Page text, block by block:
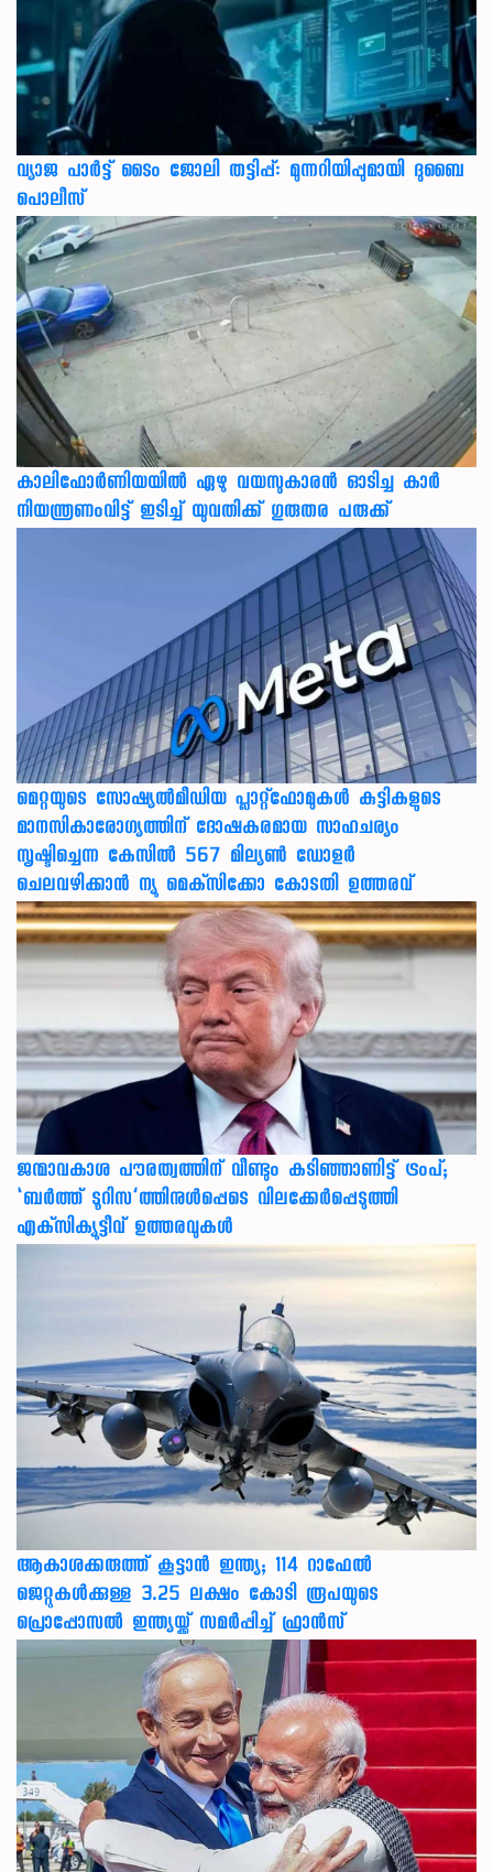
വ്യാജ പാർട്ട് ടൈം ജോലി തട്ടിപ്പ്: മുന്നറിയിപ്പുമായി ദുബൈ
പൊലീസ്
കാലിഫോര്‍ണിയയില്‍ ഏഴു വയസുകാരന്‍ ഓടിച്ച കാര്‍
നിയന്ത്രണംവിട്ട് ഇടിച്ച് യുവതിക്ക് ഗുരുതര പരുക്ക്
മെറ്റയുടെ സോഷ്യല്‍മീഡിയ പ്ലാറ്റ്‌ഫോമുകള്‍ കുട്ടികളുടെ
മാനസികാരോഗ്യത്തിന് ദോഷകരമായ സാഹചര്യം
സൃഷ്ടിച്ചെന്ന കേസില്‍ 567 മില്യണ്‍ ഡോളര്‍
ചെലവഴിക്കാന്‍ ന്യൂ മെക്‌സിക്കോ കോടതി ഉത്തരവ്
ജന്മാവകാശ പൗരത്വത്തിന് വീണ്ടും കടിഞ്ഞാണിട്ട് ട്രംപ്;
‘ബര്‍ത്ത് ടൂറിസ’ത്തിനുള്‍പ്പെടെ വിലക്കേര്‍പ്പെടുത്തി
എക്‌സിക്യൂട്ടീവ് ഉത്തരവുകള്‍
ആകാശക്കരുത്ത് കൂട്ടാൻ ഇന്ത്യ; 114 റാഫേൽ
ജെറ്റുകൾക്കുള്ള 3.25 ലക്ഷം കോടി രൂപയുടെ
പ്രൊപ്പോസൽ ഇന്ത്യയ്ക്ക് സമർപ്പിച്ച് ഫ്രാൻസ്